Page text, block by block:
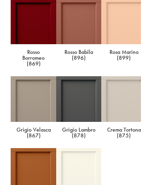
Rosso
Borromeo
(869)
Rosso Babila
(896)
Rosa Marino
(899)
Grigio Velasca
(867)
Grigio Lambro
(878)
Crema Tortona
(875)